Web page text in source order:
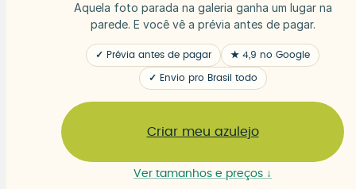
Aquela foto parada na galeria ganha um lugar na
parede. E você vê a prévia antes de pagar.
✓ Prévia antes de pagar ★ 4,9 no Google
✓ Envio pro Brasil todo
Criar meu azulejo
Ver tamanhos e preços ↓